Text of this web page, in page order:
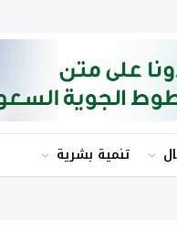
تنمية بشرية